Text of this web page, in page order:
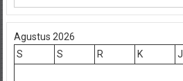
Agustus 2026
S
S R K J